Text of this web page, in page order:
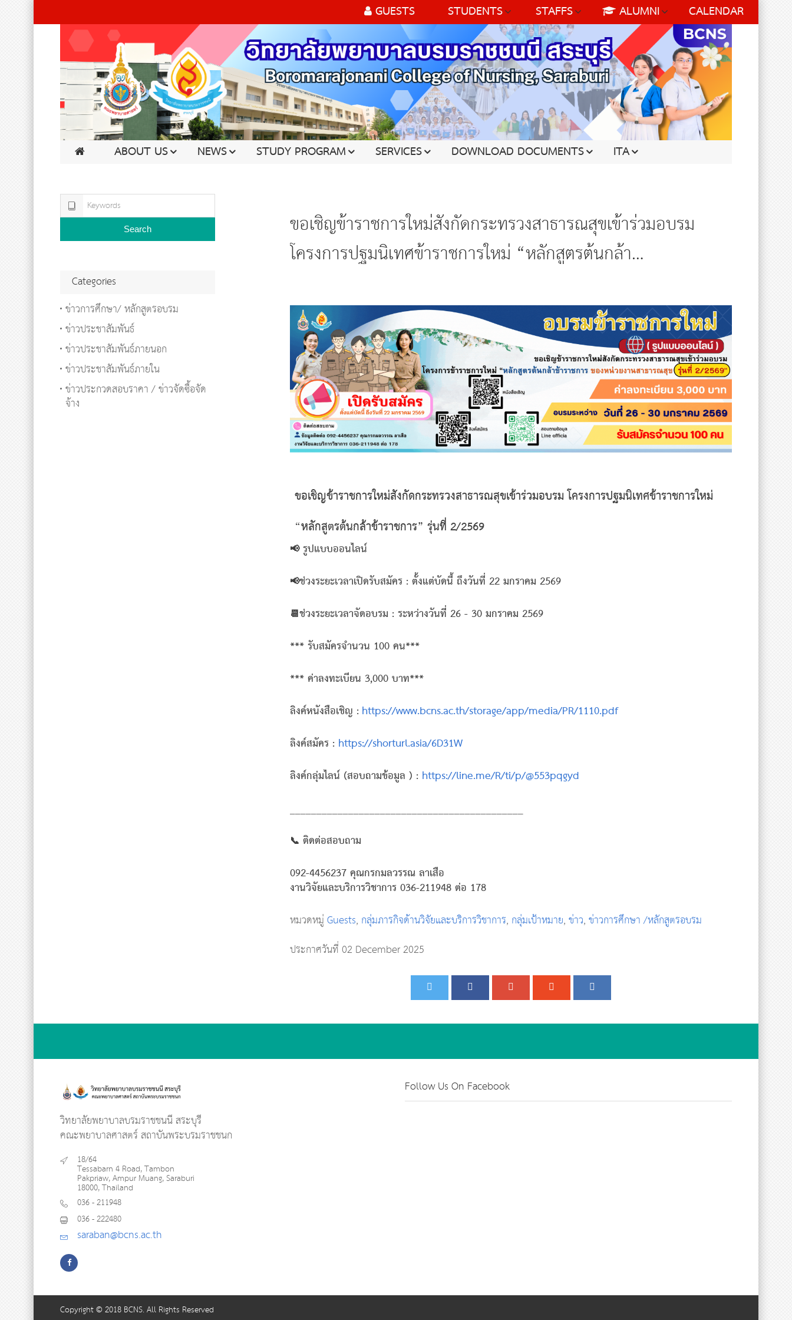
GUESTS STUDENTS STAFFS ALUMNI CALENDAR
ABOUT US NEWS STUDY PROGRAM SERVICES DOWNLOAD DOCUMENTS ITA
ขอเชิญข้าราชการใหม่สังกัดกระทรวงสาธารณสุขเข้าร่วมอบรม
โครงการปฐมนิเทศข้าราชการใหม่ “หลักสูตรต้นกล้า
ขอเชิญข้าราชการใหม่สังกัดกระทรวงสาธารณสุขเข้าร่วมอบรม โครงการปฐมนิเทศข้าราชการใหม่
“หลักสูตรต้นกล้าข้าราชการ” รุ่นที่ 2/2569
📢 รูปแบบออนไลน์
📢ช่วงระยะเวลาเปิดรับสมัคร : ตั้งแต่บัดนี้ ถึงวันที่ 22 มกราคม 2569
📆ช่วงระยะเวลาจัดอบรม : ระหว่างวันที่ 26 - 30 มกราคม 2569
*** รับสมัครจำนวน 100 คน***
*** ค่าลงทะเบียน 3,000 บาท***
ลิงค์หนังสือเชิญ : https://www.bcns.ac.th/storage/app/media/PR/1110.pdf
ลิงค์สมัคร : https://shorturl.asia/6D31W
ลิงค์กลุ่มไลน์ (สอบถามข้อมูล ) : https://line.me/R/ti/p/@553pqgyd
____________________________________________
📞 ติดต่อสอบถาม
092-4456237 คุณกรกมลวรรณ ลาเสือ
งานวิจัยและบริการวิชาการ 036-211948 ต่อ 178
หมวดหมู่Guests, กลุ่มภารกิจด้านวิจัยและบริการวิชาการ, กลุ่มเป้าหมาย,ข่าว,ข่าวการศึกษา /หลักสูตรอบรม
ประกาศวันที่ 02 December 2025
Search
Categories
ข่าวการศึกษา/ หลักสูตรอบรม
ข่าวประชาสัมพันธ์
ข่าวประชาสัมพันธ์ภายนอก
ข่าวประชาสัมพันธ์ภายใน
ข่าวประกวดสอบราคา / ข่าวจัดซื้อจัด
จ้าง
วิทยาลัยพยาบาลบรมราชชนนี สระบุรี
คณะพยาบาลศาสตร์ สถาบันพระบรมราชชนก
18/64
Tessabarn 4 Road, Tambon
Pakpriaw, Ampur Muang, Saraburi
18000, Thailand
036 - 211948
036 - 222480
saraban@bcns.ac.th
Follow Us On Facebook
Copyright © 2018 BCNS. All Rights Reserved